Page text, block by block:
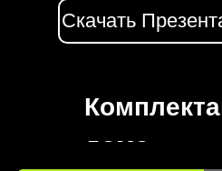
Скачать
дома